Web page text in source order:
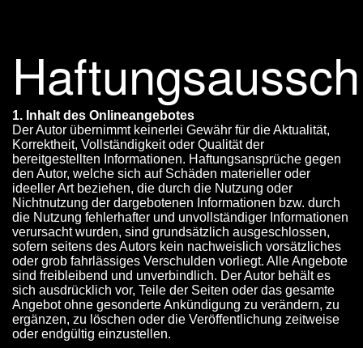
1. Inhalt des Onlineangebotes
Der Autor übernimmt keinerlei Gewähr für die Aktualität,
Korrektheit, Vollständigkeit oder Qualität der
bereitgestellten Informationen. Haftungsansprüche gegen
den Autor, welche sich auf Schäden materieller oder
ideeller Art beziehen, die durch die Nutzung oder
Nichtnutzung der dargebotenen Informationen bzw. durch
die Nutzung fehlerhafter und unvollständiger Informationen
verursacht wurden, sind grundsätzlich ausgeschlossen,
sofern seitens des Autors kein nachweislich vorsätzliches
oder grob fahrlässiges Verschulden vorliegt. Alle Angebote
sind freibleibend und unverbindlich. Der Autor behält es
sich ausdrücklich vor, Teile der Seiten oder das gesamte
Angebot ohne gesonderte Ankündigung zu verändern, zu
ergänzen, zu löschen oder die Veröffentlichung zeitweise
oder endgültig einzustellen.